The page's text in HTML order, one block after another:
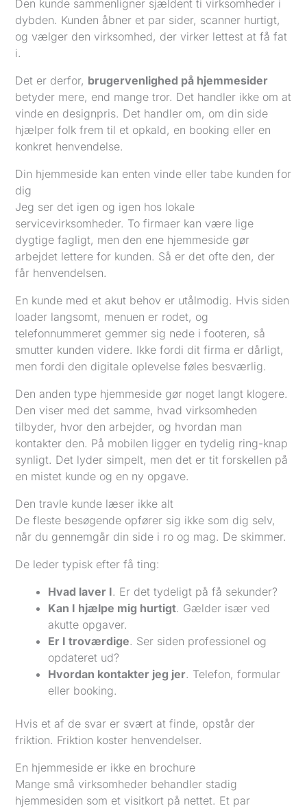
Den kunde sammenligner sjældent ti virksomheder i
dybden. Kunden åbner et par sider, scanner hurtigt,
og vælger den virksomhed, der virker lettest at få fat
i.
Det er derfor, brugervenlighed på hjemmesider
betyder mere, end mange tror. Det handler ikke om at
vinde en designpris. Det handler om, om din side
hjælper folk frem til et opkald, en booking eller en
konkret henvendelse.
Din hjemmeside kan enten vinde eller tabe kunden for
dig
Jeg ser det igen og igen hos lokale
servicevirksomheder. To firmaer kan være lige
dygtige fagligt, men den ene hjemmeside gør
arbejdet lettere for kunden. Så er det ofte den, der
får henvendelsen.
En kunde med et akut behov er utålmodig. Hvis siden
loader langsomt, menuen er rodet, og
telefonnummeret gemmer sig nede i footeren, så
smutter kunden videre. Ikke fordi dit firma er dårligt,
men fordi den digitale oplevelse føles besværlig.
Den anden type hjemmeside gør noget langt klogere.
Den viser med det samme, hvad virksomheden
tilbyder, hvor den arbejder, og hvordan man
kontakter den. På mobilen ligger en tydelig ring-knap
synligt. Det lyder simpelt, men det er tit forskellen på
en mistet kunde og en ny opgave.
Den travle kunde læser ikke alt
De fleste besøgende opfører sig ikke som dig selv,
når du gennemgår din side i ro og mag. De skimmer.
De leder typisk efter få ting:
Hvad laver I. Er det tydeligt på få sekunder?
Kan I hjælpe mig hurtigt. Gælder især ved
akutte opgaver.
Er I troværdige. Ser siden professionel og
opdateret ud?
Hvordan kontakter jeg jer. Telefon, formular
eller booking.
Hvis et af de svar er svært at finde, opstår der
friktion. Friktion koster henvendelser.
En hjemmeside er ikke en brochure
Mange små virksomheder behandler stadig
hjemmesiden som et visitkort på nettet. Et par